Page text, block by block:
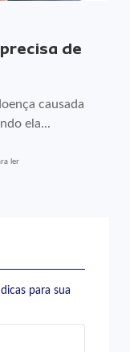
de
causada
ela...
ler
para sua